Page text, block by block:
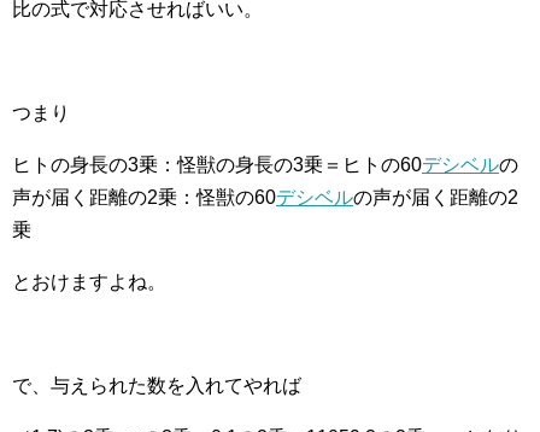
比の式で対応させればいい。
つまり
ヒトの身長の3乗：怪獣の身長の3乗＝ヒトの60デシベルの
声が届く距離の2乗：怪獣の60デシベルの声が届く距離の2
乗
とおけますよね。
で、与えられた数を入れてやれば